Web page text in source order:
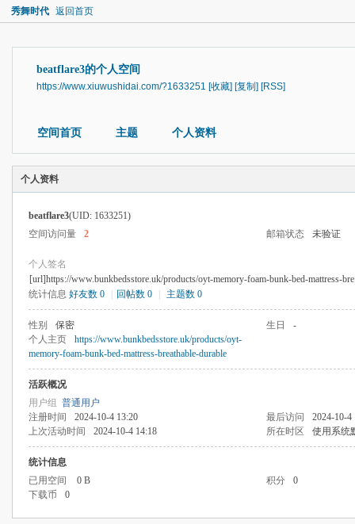
秀舞时代 返回首页
beatflare3的个人空间
https://www.xiuwushidai.com/?1633251 [收藏] [复制] [RSS]
空间首页 主题 个人资料
个人资料
beatflare3(UID: 1633251)
空间访问量
2 邮箱状态 未验证
个人签名
[url]https://www.bunkbedsstore.uk/products/oyt-memory-foam-bunk-bed-mattress-bre
统计信息 好友数 0 回帖数 0 主题数 0
性别 保密 生日
-
个人主页
https://www.bunkbedsstore.uk/products/oyt-
memory-foam-bunk-bed-mattress-breathable-durable
活跃概况
用户组 普通用户
注册时间
2024-10-4 13:20 最后访问
2024-10-4
上次活动时间
2024-10-4 14:18 所在时区 使用系统
统计信息
已用空间
0 B 积分
0
下载币
0